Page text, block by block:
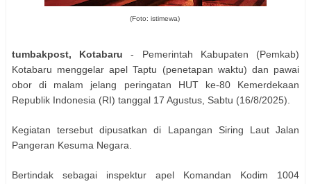
(Foto: istimewa)
tumbakpost, Kotabaru - Pemerintah Kabupaten (Pemkab)
Kotabaru menggelar apel Taptu (penetapan waktu) dan pawai
obor di malam jelang peringatan HUT ke-80 Kemerdekaan
Republik Indonesia (RI) tanggal 17 Agustus, Sabtu (16/8/2025).
Kegiatan tersebut dipusatkan di Lapangan Siring Laut Jalan
Pangeran Kesuma Negara.
Bertindak sebagai inspektur apel Komandan Kodim 1004